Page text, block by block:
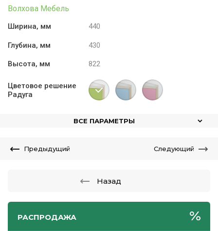
РАСПРОДАЖА
Волхова Мебель
Ширина, мм 440
Глубина, мм 430
Высота, мм 822
Цветовое решение
Радуга
ВСЕ ПАРАМЕТРЫ
Предыдущий Следующий
Назад